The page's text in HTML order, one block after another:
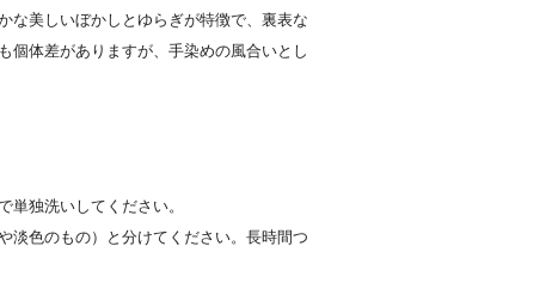
な美しいぼかしとゆらぎが特徴で、裏表な
個体差がありますが、手染めの風合いとし
独洗いしてください。
淡色のもの）と分けてください。長時間つ